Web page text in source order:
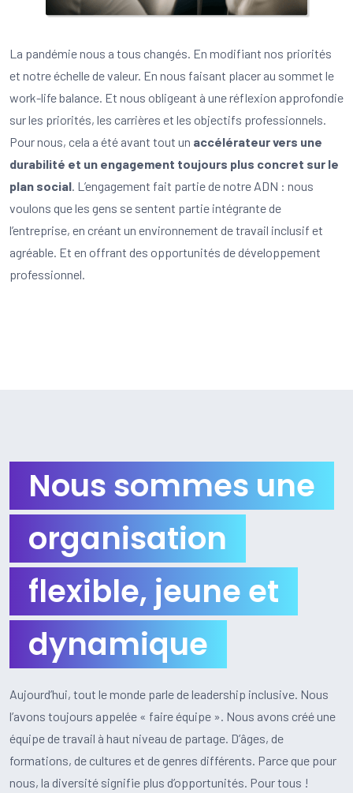
La pandémie nous a tous changés. En modifiant nos priorités
et notre échelle de valeur. En nous faisant placer au sommet le
work-life balance. Et nous obligeant à une réflexion approfondie
sur les priorités, les carrières et les objectifs professionnels.
Pour nous, cela a été avant tout un accélérateur vers une
durabilité et un engagement toujours plus concret sur le
plan social. L’engagement fait partie de notre ADN : nous
voulons que les gens se sentent partie intégrante de
l’entreprise, en créant un environnement de travail inclusif et
agréable. Et en offrant des opportunités de développement
professionnel.
Nous sommes une
organisation
flexible, jeune et
dynamique
Aujourd’hui, tout le monde parle de leadership inclusive. Nous
l’avons toujours appelée « faire équipe ». Nous avons créé une
équipe de travail à haut niveau de partage. D’âges, de
formations, de cultures et de genres différents. Parce que pour
nous, la diversité signifie plus d’opportunités. Pour tous !